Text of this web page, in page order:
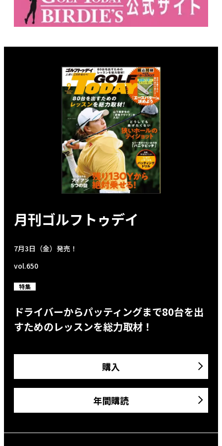
月刊ゴルフトゥデイ
7月3日（金）発売！
vol.650
特集
ドライバーからパッティングまで80台を出
すためのレッスンを総力取材！
購入
年間購読